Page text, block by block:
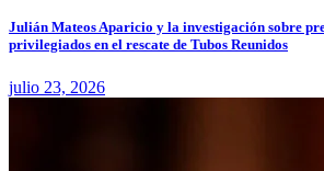
Julián Mateos Aparicio y la investigación sobre
privilegiados en el rescate de Tubos Reunidos
julio 23, 2026